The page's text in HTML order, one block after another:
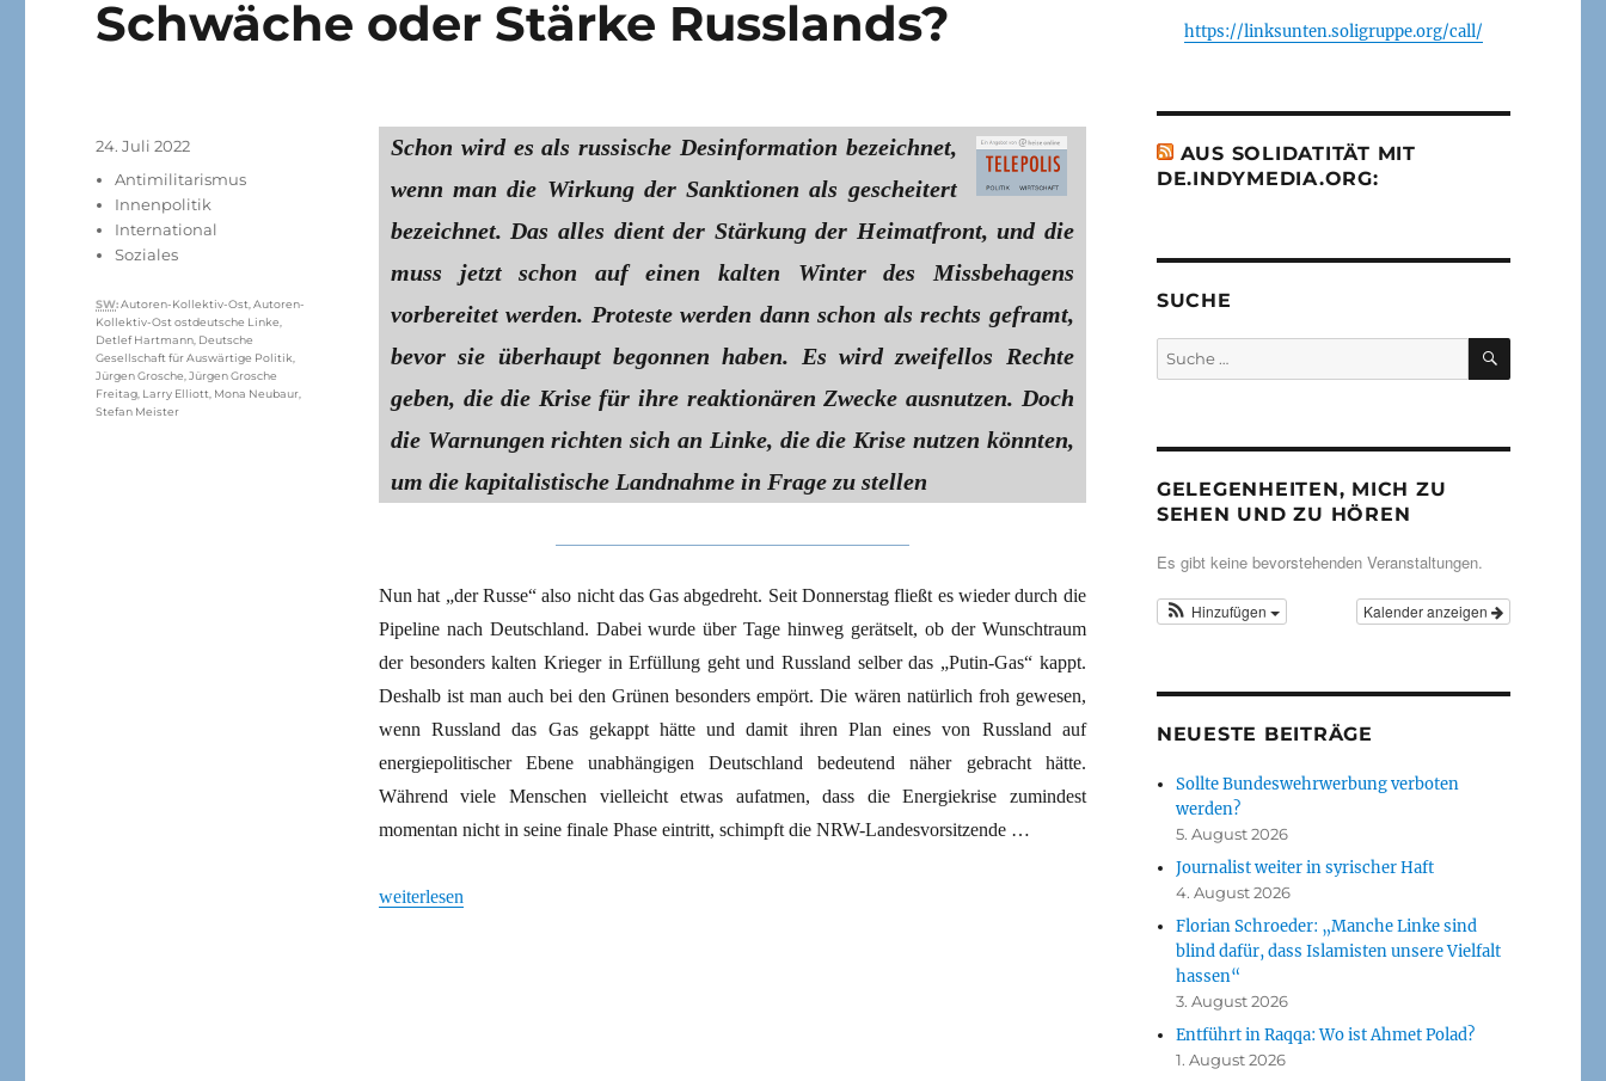
Schwäche oder Stärke Russlands?
Schon wird es als russische Desinformation bezeichnet,
wenn man die Wirkung der Sanktionen als gescheitert
bezeichnet. Das alles dient der Stärkung der Heimatfront, und die
muss jetzt schon auf einen kalten Winter des Missbehagens
vorbereitet werden. Proteste werden dann schon als rechts geframt,
bevor sie überhaupt begonnen haben. Es wird zweifellos Rechte
geben, die die Krise für ihre reaktionären Zwecke ausnutzen. Doch
die Warnungen richten sich an Linke, die die Krise nutzen könnten,
um die kapitalistische Landnahme in Frage zu stellen
Nun hat „der Russe“ also nicht das Gas abgedreht. Seit Donnerstag fließt es wieder durch die
Pipeline nach Deutschland. Dabei wurde über Tage hinweg gerätselt, ob der Wunschtraum
der besonders kalten Krieger in Erfüllung geht und Russland selber das „Putin-Gas“ kappt.
Deshalb ist man auch bei den Grünen besonders empört. Die wären natürlich froh gewesen,
wenn Russland das Gas gekappt hätte und damit ihren Plan eines von Russland auf
energiepolitischer Ebene unabhängigen Deutschland bedeutend näher gebracht hätte.
Während viele Menschen vielleicht etwas aufatmen, dass die Energiekrise zumindest
momentan nicht in seine finale Phase eintritt, schimpft die NRW-Landesvorsitzende …
„Wiederaufnahme der Gaslieferungen – Schwäche oder Stärke Russlands?“
weiterlesen
Veröffentlicht
24. Juli 2022
Kategorien
Antimilitarismus
Innenpolitik
International
Soziales
Schlagwörter
SW:Autoren-Kollektiv-Ost ,Autoren-
Kollektiv-Ost ostdeutsche Linke
Detlef Hartmann Deutsche
Gesellschaft für Auswärtige Politik
Jürgen Grosche ,Jürgen Grosche
Freitag Larry Elliott Mona Neubaur
Stefan Meister
https://linksunten.soligruppe.org/call/
AUS SOLIDATITÄT MIT
DE.INDYMEDIA.ORG:
SUCHE
Suche
nach:
SUCHEN
GELEGENHEITEN, MICH ZU
SEHEN UND ZU HÖREN
Es gibt keine bevorstehenden Veranstaltungen.
Kalender anzeigen
Hinzufügen
NEUESTE BEITRÄGE
Sollte Bundeswehrwerbung verboten
werden?
5. August 2026
Journalist weiter in syrischer Haft
4. August 2026
Florian Schroeder: „Manche Linke sind
blind dafür, dass Islamisten unsere Vielfalt
hassen“
3. August 2026
Entführt in Raqqa: Wo ist Ahmet Polad?
1. August 2026